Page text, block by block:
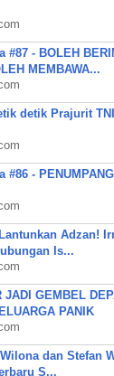
#87 - BOLEH
MEMBAWA...
detik Prajurit
#86 -
Adzan!
Is...
JADI GEMBEL
PANIK
Wilona dan Stefan
S...